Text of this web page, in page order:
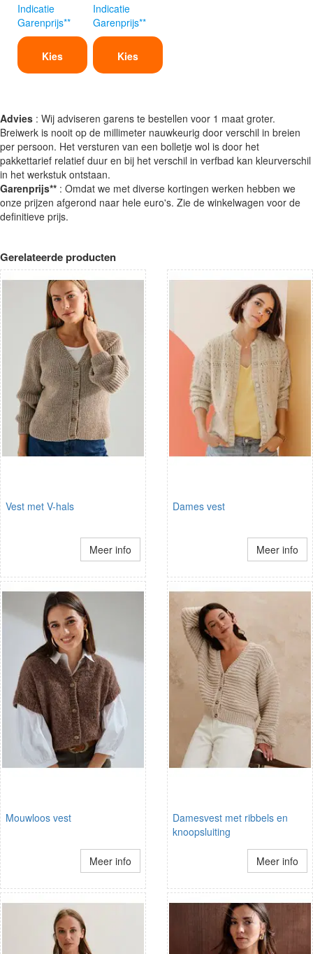
Indicatie
Garenprijs**
Kies
Indicatie
Garenprijs**
Kies
Advies : Wij adviseren garens te bestellen voor 1 maat groter.
Breiwerk is nooit op de millimeter nauwkeurig door verschil in breien
per persoon. Het versturen van een bolletje wol is door het
pakkettarief relatief duur en bij het verschil in verfbad kan kleurverschil
in het werkstuk ontstaan.
Garenprijs** : Omdat we met diverse kortingen werken hebben we
onze prijzen afgerond naar hele euro's. Zie de winkelwagen voor de
definitieve prijs.
Gerelateerde producten
Vest met V-hals
Meer info
Dames vest
Meer info
Mouwloos vest
Meer info
Damesvest met ribbels en
knoopsluiting
Meer info